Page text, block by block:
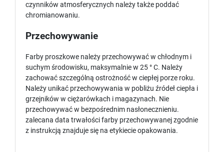
czynników atmosferycznych należy także poddać
chromianowaniu.
Przechowywanie
Farby proszkowe należy przechowywać w chłodnym i
suchym środowisku, maksymalnie w 25 ° C. Należy
zachować szczególną ostrożność w ciepłej porze roku.
Należy unikać przechowywania w pobliżu źródeł ciepła i
grzejników w ciężarówkach i magazynach. Nie
przechowywać w bezpośrednim nasłonecznieniu.
zalecana data trwałości farby przechowywanej zgodnie
z instrukcją znajduje się na etykiecie opakowania.